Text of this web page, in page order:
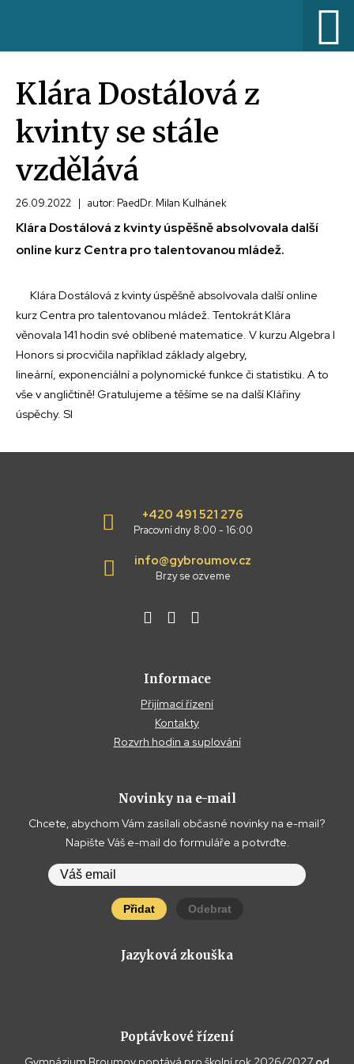
Klára Dostálová z
kvinty se stále
vzdělává
26.09.2022 | autor: PaedDr. Milan Kulhánek
Klára Dostálová z kvinty úspěšně absolvovala další
online kurz Centra pro talentovanou mládež.
Klára Dostálová z kvinty úspěšně absolvovala další online
kurz Centra pro talentovanou mládež. Tentokrát Klára
věnovala 141 hodin své oblíbené matematice. V kurzu Algebra I
Honors si procvičila například základy algebry,
lineární, exponenciální a polynomické funkce či statistiku. A to
vše v angličtině! Gratulujeme a těšíme se na další Klářiny
úspěchy. Sl
+420 491 521 276
Pracovní dny 8:00 - 16:00
info@gybroumov.cz
Brzy se ozveme
Informace
Přijímací řízení
Kontakty
Rozvrh hodin a suplování
Novinky na e-mail
Chcete, abychom Vám zasílali občasné novinky na e-mail?
Napište Váš e-mail do formuláře a potvrďte.
Přidat Odebrat
Jazyková zkouška
Poptávkové řízení